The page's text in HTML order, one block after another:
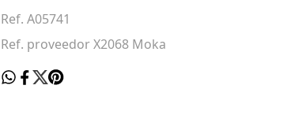
Ref. A05741
Ref. proveedor X2068 Moka